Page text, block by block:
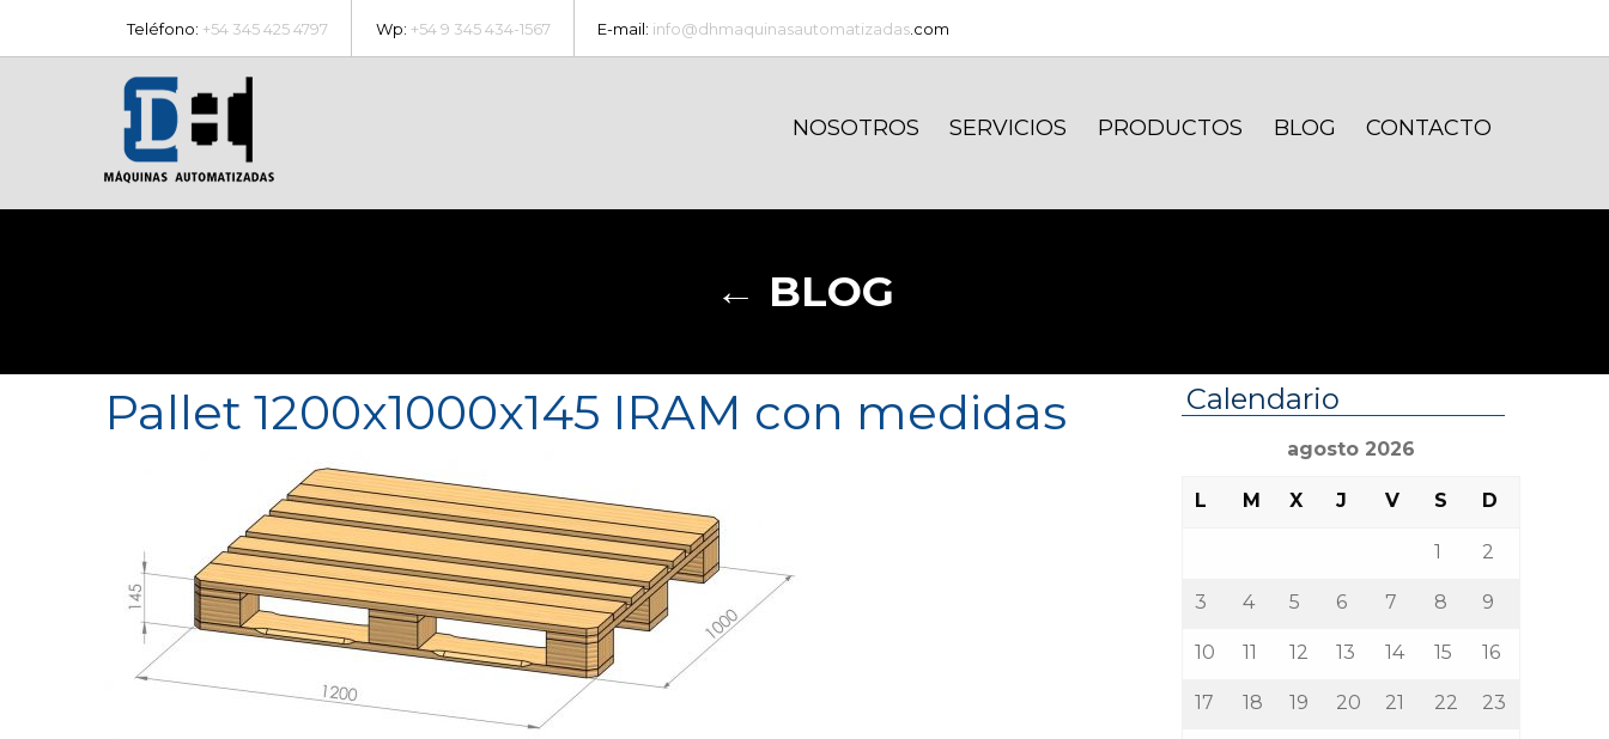
Teléfono: +54 345 425 4797 Wp: +54 9 345 434-1567 E-mail: info@dhmaquinasautomatizadas.com
NOSOTROS SERVICIOS PRODUCTOS BLOG CONTACTO
← BLOG
Pallet 1200x1000x145 IRAM con medidas Calendario
agosto 2026
L M X J V S D
1 2
3 4 5 6 7 8 9
10 11 12 13 14 15 16
17 18 19 20 21 22 23